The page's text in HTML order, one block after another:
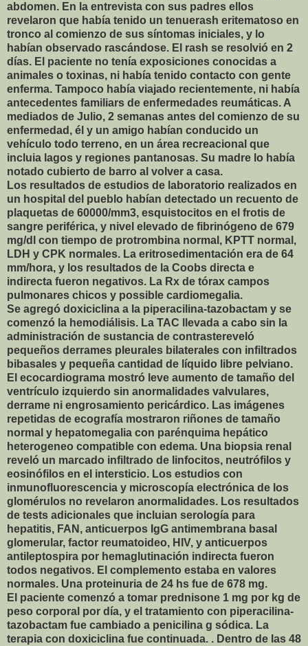
abdomen. En la entrevista con sus padres ellos
revelaron que había tenido un tenuerash eritematoso en
tronco al comienzo de sus síntomas iniciales, y lo
habían observado rascándose. El rash se resolvió en 2
días. El paciente no tenía exposiciones conocidas a
animales o toxinas, ni había tenido contacto con gente
enferma. Tampoco había viajado recientemente, ni había
antecedentes familiars de enfermedades reumáticas. A
mediados de Julio, 2 semanas antes del comienzo de su
enfermedad, él y un amigo habían conducido un
vehículo todo terreno, en un área recreacional que
incluia lagos y regiones pantanosas. Su madre lo había
notado cubierto de barro al volver a casa.
Los resultados de estudios de laboratorio realizados en
un hospital del pueblo habían detectado un recuento de
plaquetas de 60000/mm3, esquistocitos en el frotis de
sangre periférica, y nivel elevado de fibrinógeno de 679
mg/dl con tiempo de protrombina normal, KPTT normal,
LDH y CPK normales. La eritrosedimentación era de 64
mm/hora, y los resultados de la Coobs directa e
indirecta fueron negativos. La Rx de tórax campos
pulmonares chicos y possible cardiomegalia.
Se agregó doxiciclina a la piperacilina-tazobactam y se
comenzó la hemodiálisis. La TAC llevada a cabo sin la
administración de sustancia de contrastereveló
pequeños derrames pleurales bilaterales con infiltrados
bibasales y pequeña cantidad de líquido libre pelviano.
El ecocardiograma mostró leve aumento de tamaño del
ventrículo izquierdo sin anormalidades valvulares,
derrame ni engrosamiento pericárdico. Las imágenes
repetidas de ecografía mostraron riñones de tamaño
normal y hepatomegalia con parénquima hepático
heterogeneo compatible con edema. Una biopsia renal
reveló un marcado infiltrado de linfocitos, neutrófilos y
eosinófilos en el intersticio. Los estudios con
inmunofluorescencia y microscopía electrónica de los
glomérulos no revelaron anormalidades. Los resultados
de tests adicionales que incluian serología para
hepatitis, FAN, anticuerpos IgG antimembrana basal
glomerular, factor reumatoideo, HIV, y anticuerpos
antileptospira por hemaglutinación indirecta fueron
todos negativos. El complemento estaba en valores
normales. Una proteinuria de 24 hs fue de 678 mg.
El paciente comenzó a tomar prednisone 1 mg por kg de
peso corporal por día, y el tratamiento con piperacilina-
tazobactam fue cambiado a penicilina g sódica. La
terapia con doxiciclina fue continuada. . Dentro de las 48